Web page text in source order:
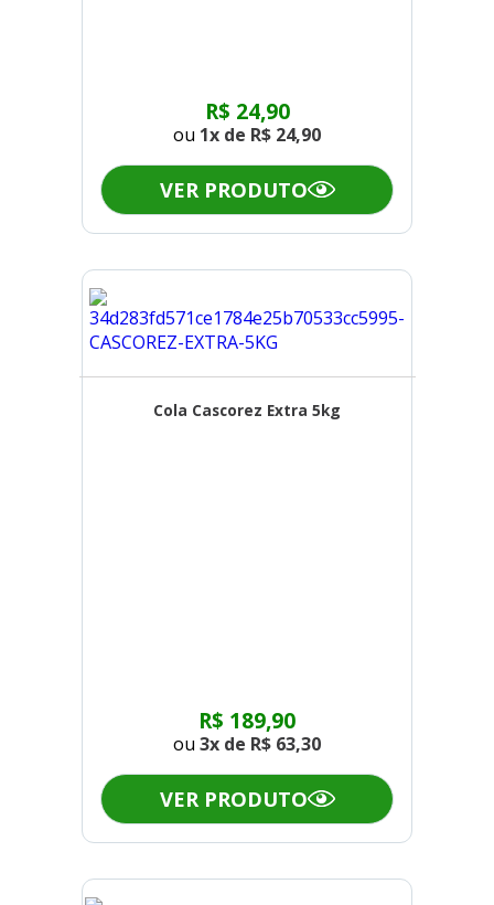
R$ 24,90
ou 1x de R$ 24,90
VER PRODUTO
Cola Cascorez Extra 5kg
R$ 189,90
ou 3x de R$ 63,30
VER PRODUTO